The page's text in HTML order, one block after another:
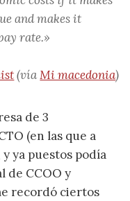
and makes it
rate.»
(víaMi macedonia)
de 3
(en las que a
ya puestos podía
de CCOO y
recordó ciertos